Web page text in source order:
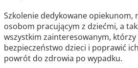
Szkolenie dedykowane opiekunom,
osobom pracującym z dziećmi, a
wszystkim zainteresowanym, którzy
bezpieczeństwo dzieci i poprawić
powrót do zdrowia po wypadku.